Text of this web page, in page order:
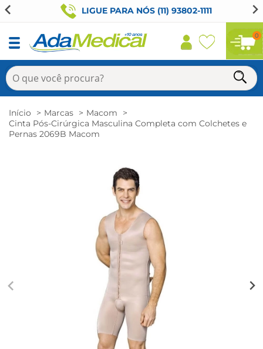
LIGUE PARA NÓS (11) 93802-1111
0
Início Marcas
Macom
Cinta Pós-Cirúrgica Masculina Completa com Colchetes e
Pernas 2069B Macom